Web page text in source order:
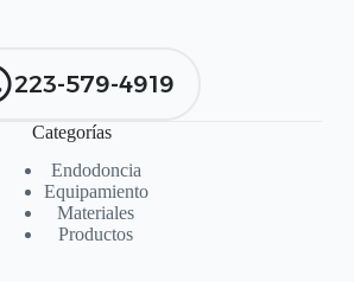
223-579-4919
Categorías
Endodoncia
Equipamiento
Materiales
Productos